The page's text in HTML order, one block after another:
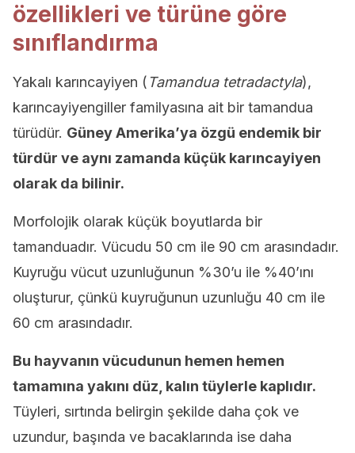
özellikleri ve türüne göre
sınıflandırma
Yakalı karıncayiyen ( Tamandua tetradactyla),
karıncayiyengiller familyasına ait bir tamandua
türüdür. Güney Amerika’ya özgü endemik bir
türdür ve aynı zamanda küçük karıncayiyen
olarak da bilinir.
Morfolojik olarak küçük boyutlarda bir
tamanduadır. Vücudu 50 cm ile 90 cm arasındadır.
Kuyruğu vücut uzunluğunun %30’u ile %40’ını
oluşturur, çünkü kuyruğunun uzunluğu 40 cm ile
60 cm arasındadır.
Bu hayvanın vücudunun hemen hemen
tamamına yakını düz, kalın tüylerle kaplıdır.
Tüyleri, sırtında belirgin şekilde daha çok ve
uzundur, başında ve bacaklarında ise daha